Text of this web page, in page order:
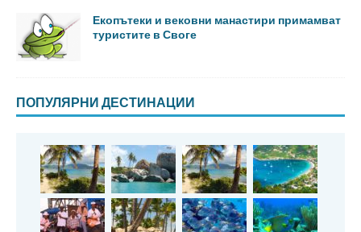
Екопътеки и вековни манастири примамват
туристите в Своге
ПОПУЛЯРНИ ДЕСТИНАЦИИ